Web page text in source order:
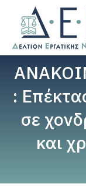
:
σε
και